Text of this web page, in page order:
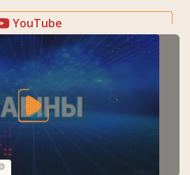
YouTube